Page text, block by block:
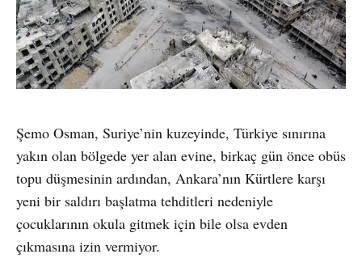
Şemo Osman, Suriye’nin kuzeyinde, Türkiye sınırına
yakın olan bölgede yer alan evine, birkaç gün önce obüs
topu düşmesinin ardından, Ankara’nın Kürtlere karşı
yeni bir saldırı başlatma tehditleri nedeniyle
çocuklarının okula gitmek için bile olsa evden
çıkmasına izin vermiyor.